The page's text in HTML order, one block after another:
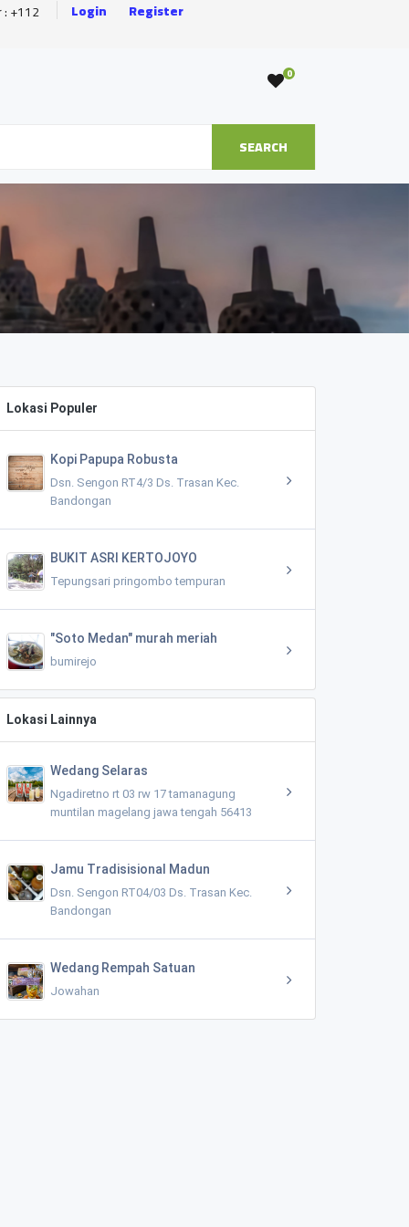
: +112 Login Register
0
SEARCH
Lokasi Populer
Kopi Papupa Robusta
Dsn. Sengon RT4/3 Ds. Trasan Kec.
Bandongan
BUKIT ASRI KERTOJOYO
Tepungsari pringombo tempuran
"Soto Medan" murah meriah
bumirejo
Lokasi Lainnya
Wedang Selaras
Ngadiretno rt 03 rw 17 tamanagung
muntilan magelang jawa tengah 56413
Jamu Tradisisional Madun
Dsn. Sengon RT04/03 Ds. Trasan Kec.
Bandongan
Wedang Rempah Satuan
Jowahan